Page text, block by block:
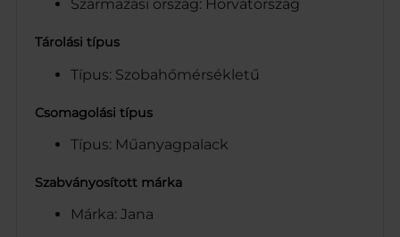
n
i
é
Származási ország: Horvátország
Tárolási típus
Típus: Szobahőmérsékletű
Csomagolási típus
Típus: Műanyagpalack
Szabványosított márka
Márka: Jana